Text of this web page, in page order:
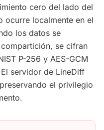
cero del lado del
ocurre localmente en el
los datos se
se cifran
P-256 y AES-GCM
servidor de LineDiff
el privilegio